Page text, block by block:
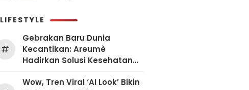
Kondusif
LIFESTYLE
#
Gebrakan Baru Dunia
Kecantikan: Areumè
Hadirkan Solusi Kesehatan
Wow, Tren Viral ‘AI Look’ Bikin